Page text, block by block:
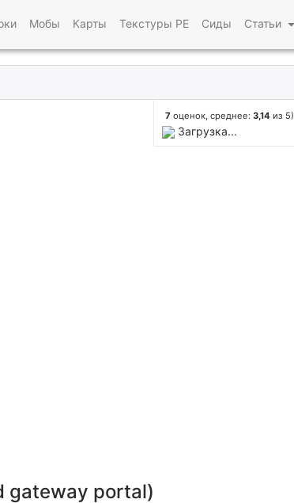
Мобы Карты Текстуры PE Сиды Статьи
7 оценок, среднее:3,14 из 5)
Загрузка...
gateway portal)